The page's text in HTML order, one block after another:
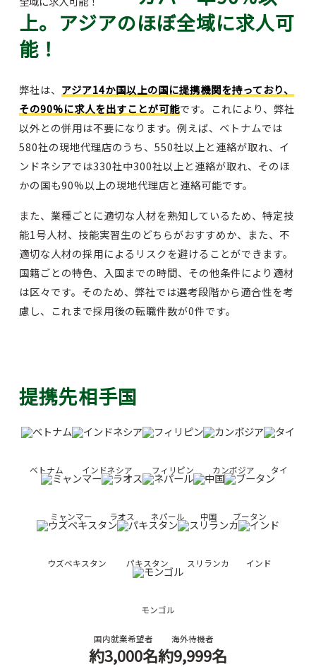
上。アジアのほぼ全域に求人可
能！
弊社は、 アジア14か国以上の国に提携機関を持っており、
その90%に求人を出すことが可能です。これにより、弊社
以外との併用は不要になります。例えば、ベトナムでは
580社の現地代理店のうち、550社以上と連絡が取れ、イ
ンドネシアでは330社中300社以上と連絡が取れ、そのほ
かの国も90%以上の現地代理店と連絡可能です。
また、業種ごとに適切な人材を熟知しているため、特定技
能1号人材、技能実習生のどちらがおすすめか、また、不
適切な人材の採用によるリスクを避けることができます。
国籍ごとの特色、入国までの時間、その他条件により適材
は区々です。そのため、弊社では選考段階から適合性を考
慮し、これまで採用後の転職件数が0件です。
提携先相手国
ベトナム インドネシア フィリピン カンボジア タイ
ミャンマー ラオス ネパール 中国 ブータン
ウズベキスタン パキスタン スリランカ インド
モンゴル
国内就業希望者
約3,000名
海外待機者
約9,999名